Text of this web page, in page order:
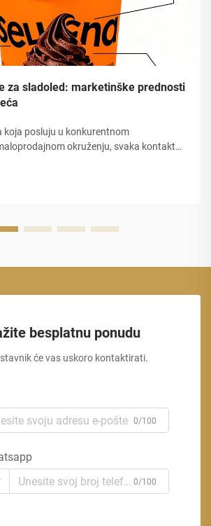
za sladoled: marketinške prednosti
koja posluju u konkurentnom
okruženju, svaka kontaktna
čaše predstavljaju jedan od
besplatnu ponudu
će vas uskoro kontaktirati.
0/100
0/100